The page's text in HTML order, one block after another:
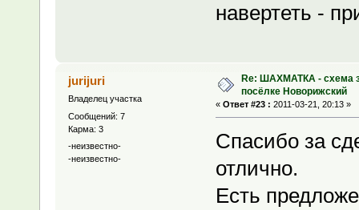
навертеть -
jurijuri
Владелец участка
Сообщений: 7
Карма: 3
-неизвестно-
-неизвестно-
Re: ШАХМАТКА - схема
посёлке Новорижский
« Ответ #23 : 2011-03-21, 20:13 »
Спасибо за
отлично.
Есть